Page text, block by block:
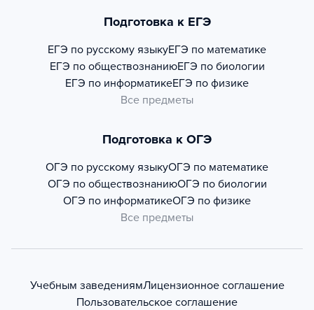
Подготовка к ЕГЭ
ЕГЭ по русскому языкуЕГЭ по математике
ЕГЭ по обществознаниюЕГЭ по биологии
ЕГЭ по информатикеЕГЭ по физике
Все предметы
Подготовка к ОГЭ
ОГЭ по русскому языкуОГЭ по математике
ОГЭ по обществознаниюОГЭ по биологии
ОГЭ по информатикеОГЭ по физике
Все предметы
Учебным заведениямЛицензионное соглашение
Пользовательское соглашение